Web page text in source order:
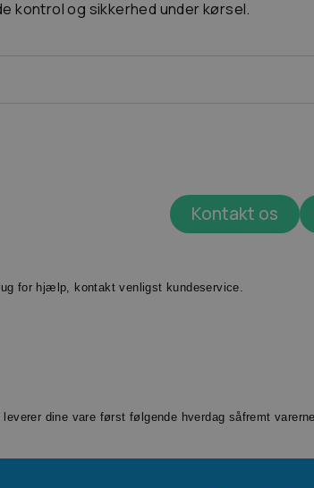
kontrol og sikkerhed under kørsel.
Kontakt os
for hjælp, kontakt venligst kundeservice.
dine vare først følgende hverdag såfremt